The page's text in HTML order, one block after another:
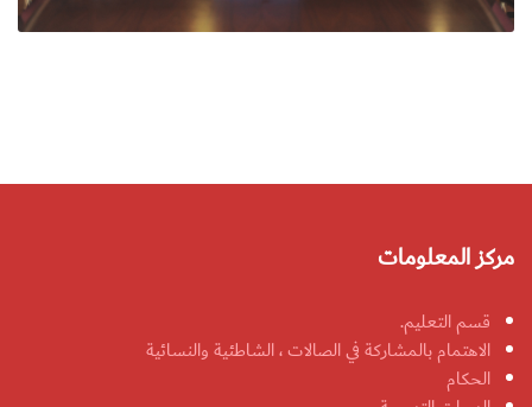
مركز المعلومات
قسم التعليم.
الاهتمام بالمشاركة في الصالات ، الشاطئية والنسائية
الحكام